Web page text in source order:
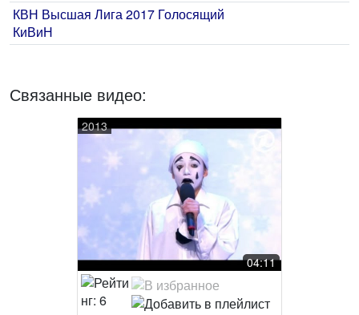
КВН Высшая Лига 2017 Голосящий
КиВиН
Связанные видео:
2013
04:11